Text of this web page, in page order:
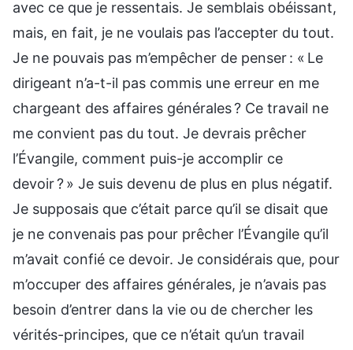
avec ce que je ressentais. Je semblais obéissant,
mais, en fait, je ne voulais pas l’accepter du tout.
Je ne pouvais pas m’empêcher de penser : « Le
dirigeant n’a-t-il pas commis une erreur en me
chargeant des affaires générales ? Ce travail ne
me convient pas du tout. Je devrais prêcher
l’Évangile, comment puis-je accomplir ce
devoir ? » Je suis devenu de plus en plus négatif.
Je supposais que c’était parce qu’il se disait que
je ne convenais pas pour prêcher l’Évangile qu’il
m’avait confié ce devoir. Je considérais que, pour
m’occuper des affaires générales, je n’avais pas
besoin d’entrer dans la vie ou de chercher les
vérités-principes, que ce n’était qu’un travail